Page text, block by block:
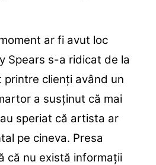
ar fi avut loc
Spears s-a ridicat de la
printre clienți având un
a susținut că mai
speriat că artista ar
pe cineva. Presa
că nu există informații